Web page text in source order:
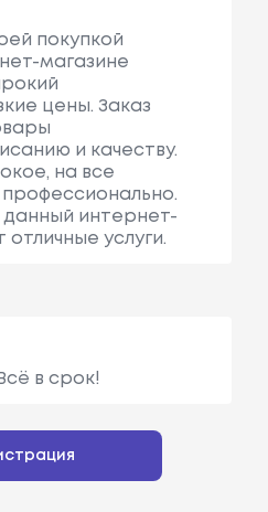
покупкой
магазине
цены. Заказ
и качеству.
на все
интернет-
услуги.
в срок!